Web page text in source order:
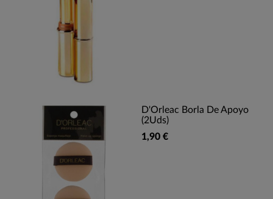
D'Orleac Borla De Apoyo
(2Uds)
1,90 €